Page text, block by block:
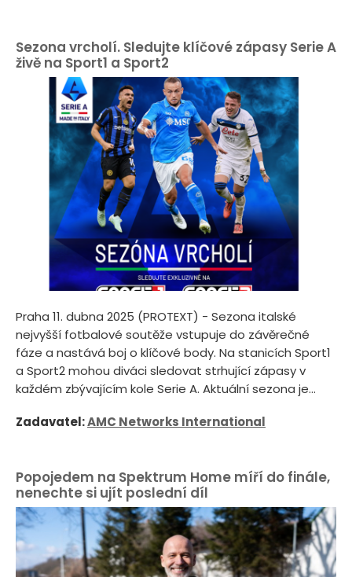
Sezona vrcholí. Sledujte klíčové zápasy Serie A
živě na Sport1 a Sport2
Praha 11. dubna 2025 (PROTEXT) - Sezona italské
nejvyšší fotbalové soutěže vstupuje do závěrečné
fáze a nastává boj o klíčové body. Na stanicích Sport1
a Sport2 mohou diváci sledovat strhující zápasy v
každém zbývajícím kole Serie A. Aktuální sezona je...
Zadavatel:AMC Networks International
Popojedem na Spektrum Home míří do finále,
nenechte si ujít poslední díl